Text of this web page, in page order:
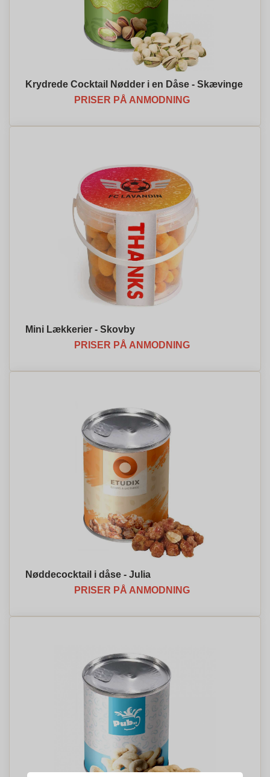
Krydrede Cocktail Nødder i en Dåse - Skævinge
PRISER PÅ ANMODNING
Mini Lækkerier - Skovby
PRISER PÅ ANMODNING
Nøddecocktail i dåse - Julia
PRISER PÅ ANMODNING